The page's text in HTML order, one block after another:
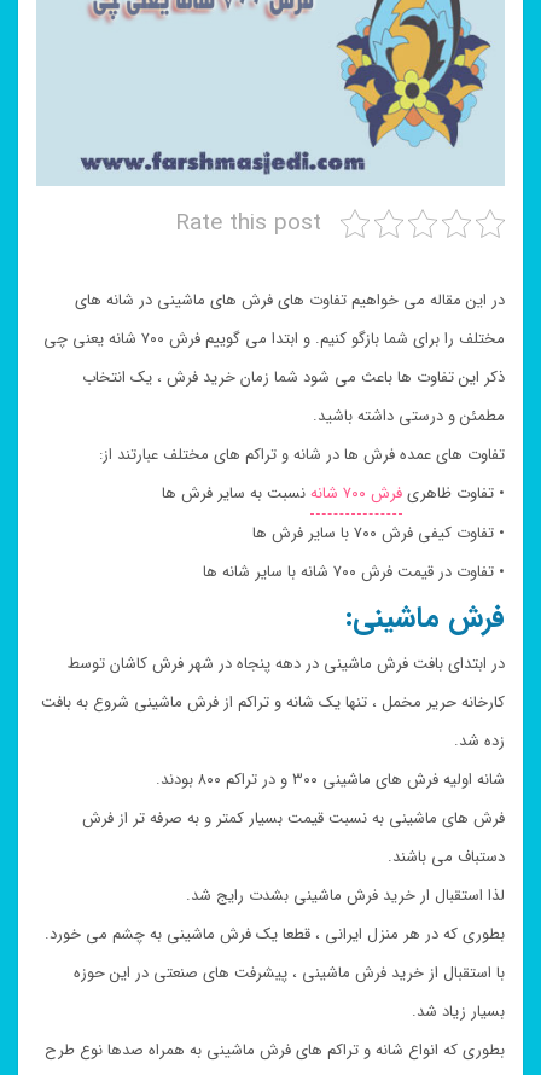
Rate this post
در این مقاله می خواهیم تفاوت های فرش های ماشینی در شانه های
مختلف را برای شما بازگو کنیم. و ابتدا می گوییم فرش ۷۰۰ شانه یعنی چی
ذکر این تفاوت ها باعث می شود شما زمان خرید فرش ، یک انتخاب
مطمئن و درستی داشته باشید.
تفاوت های عمده فرش ها در شانه و تراکم های مختلف عبارتند از:
• تفاوت ظاهریفرش ۷۰۰ شانه
نسبت به سایر فرش ها
• تفاوت کیفی فرش ۷۰۰ با سایر فرش ها
• تفاوت در قیمت فرش ۷۰۰ شانه با سایر شانه ها
فرش ماشینی:
در ابتدای بافت فرش ماشینی در دهه پنجاه در شهر فرش کاشان توسط
کارخانه حریر مخمل ، تنها یک شانه و تراکم از فرش ماشینی شروع به بافت
زده شد.
شانه اولیه فرش های ماشینی ۳۰۰ و در تراکم ۸۰۰ بودند.
فرش های ماشینی به نسبت قیمت بسیار کمتر و به صرفه تر از فرش
دستباف می باشند.
لذا استقبال ار خرید فرش ماشینی بشدت رایج شد.
بطوری که در هر منزل ایرانی ، قطعا یک فرش ماشینی به چشم می خورد.
با استقبال از خرید فرش ماشینی ، پیشرفت های صنعتی در این حوزه
بسیار زیاد شد.
بطوری که انواع شانه و تراکم های فرش ماشینی به همراه صدها نوع طرح